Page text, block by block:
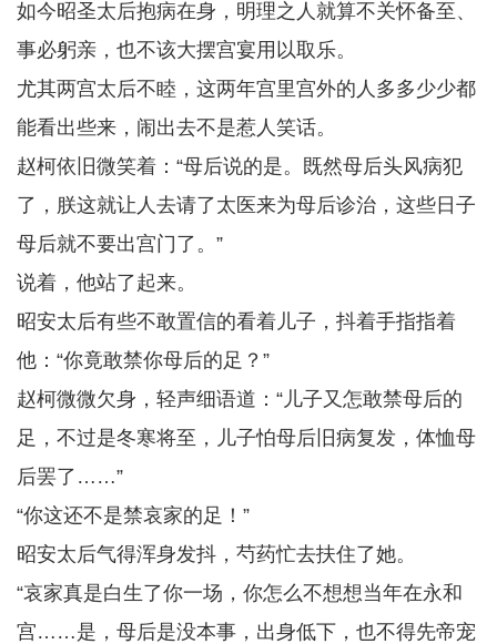
如今昭圣太后抱病在身，明理之人就算不关怀备至、
事必躬亲，也不该大摆宫宴用以取乐。
尤其两宫太后不睦，这两年宫里宫外的人多多少少都
能看出些来，闹出去不是惹人笑话。
赵柯依旧微笑着：“母后说的是。既然母后头风病犯
了，朕这就让人去请了太医来为母后诊治，这些日子
母后就不要出宫门了。”
说着，他站了起来。
昭安太后有些不敢置信的看着儿子，抖着手指指着
他：“你竟敢禁你母后的足？”
赵柯微微欠身，轻声细语道：“儿子又怎敢禁母后的
足，不过是冬寒将至，儿子怕母后旧病复发，体恤母
后罢了……”
“你这还不是禁哀家的足！”
昭安太后气得浑身发抖，芍药忙去扶住了她。
“哀家真是白生了你一场，你怎么不想想当年在永和
宫……是，母后是没本事，出身低下，也不得先帝宠